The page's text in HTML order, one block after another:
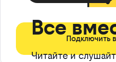
Все
Читайте и
Подключить